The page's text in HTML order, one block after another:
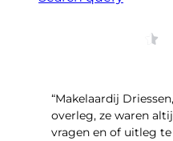
“Makelaardij
overleg, ze waren
vragen en of uitleg